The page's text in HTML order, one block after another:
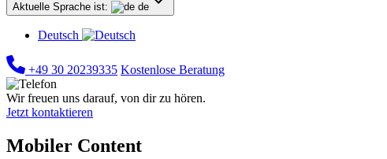
Aktuelle Sprache ist: de
Deutsch
+49 30 20239335 Kostenlose Beratung
Wir freuen uns darauf, von dir zu hören.
Jetzt kontaktieren
Mobiler Content